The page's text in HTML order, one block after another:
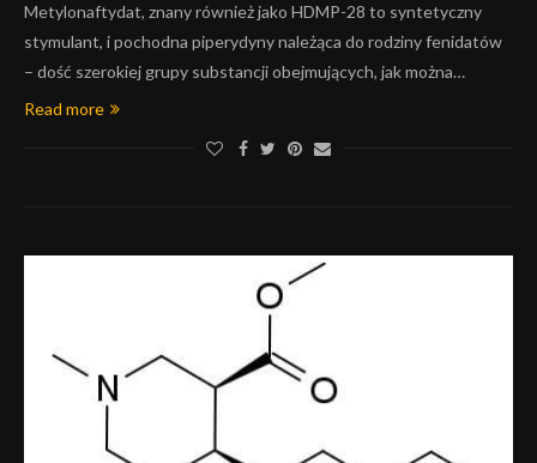
Metylonaftydat, znany również jako HDMP-28 to syntetyczny
stymulant, i pochodna piperydyny należąca do rodziny fenidatów
– dość szerokiej grupy substancji obejmujących, jak można…
Read more